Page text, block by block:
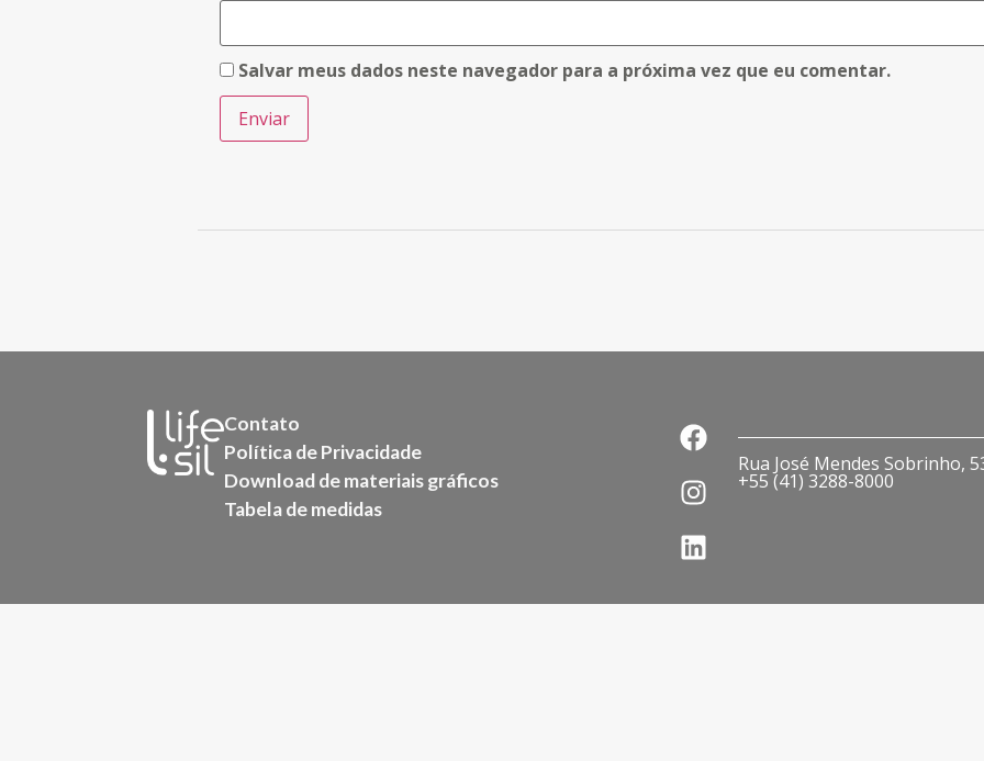
Salvar meus dados neste navegador para a próxima vez que eu comentar.
Contato
Política de Privacidade
Download de materiais gráficos
Tabela de medidas
Rua José Mendes Sobrinho,
+55 (41) 3288-8000